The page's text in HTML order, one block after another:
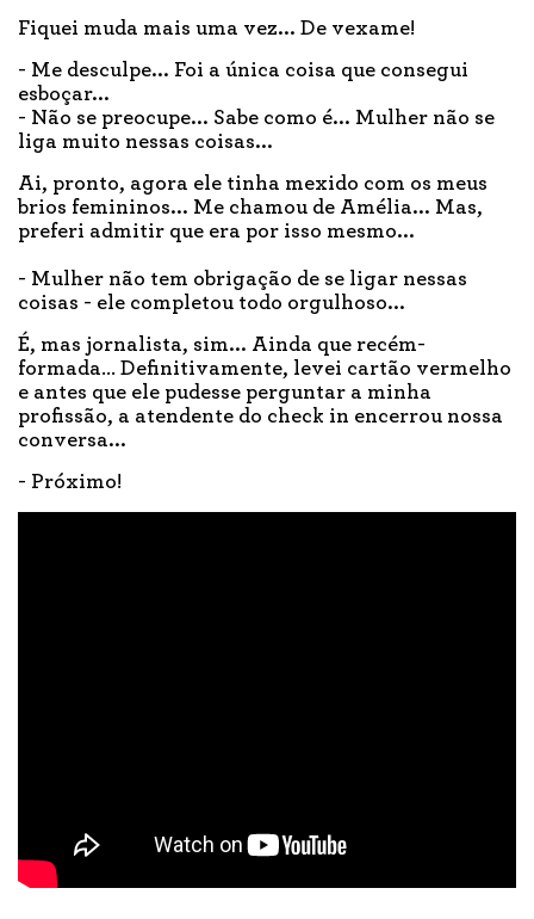
Fiquei muda mais uma vez... De vexame!
- Me desculpe... Foi a única coisa que consegui
esboçar...
- Não se preocupe... Sabe como é... Mulher não se
liga muito nessas coisas...
Ai, pronto, agora ele tinha mexido com os meus
brios femininos... Me chamou de Amélia... Mas,
preferi admitir que era por isso mesmo...
- Mulher não tem obrigação de se ligar nessas
coisas - ele completou todo orgulhoso...
É, mas jornalista, sim... Ainda que recém-
formada… Definitivamente, levei cartão vermelho
e antes que ele pudesse perguntar a minha
profissão, a atendente do check in encerrou nossa
conversa...
- Próximo!